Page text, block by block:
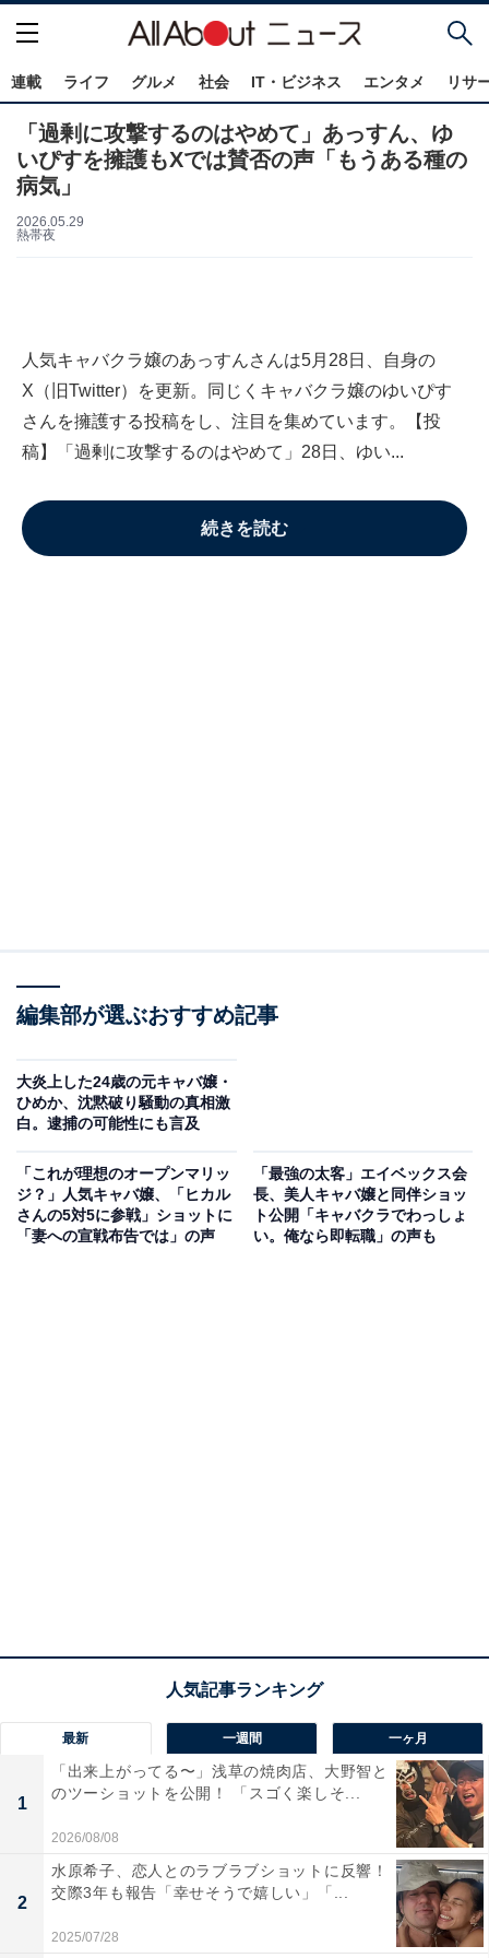
連載 ライフ グルメ 社会 IT・ビジネス エンタメ リサ
「過剰に攻撃するのはやめて」あっすん、ゆ
いぴすを擁護もXでは賛否の声「もうある種の
病気」
2026.05.29
熱帯夜
人気キャバクラ嬢のあっすんさんは5月28日、自身の
X（旧Twitter）を更新。同じくキャバクラ嬢のゆいぴす
さんを擁護する投稿をし、注目を集めています。【投
稿】「過剰に攻撃するのはやめて」28日、ゆい...
続きを読む
編集部が選ぶおすすめ記事
大炎上した24歳の元キャバ嬢・
ひめか、沈黙破り騒動の真相激
白。逮捕の可能性にも言及
「これが理想のオープンマリッ
ジ？」人気キャバ嬢、「ヒカル
さんの5対5に参戦」ショットに
「妻への宣戦布告では」の声
「最強の太客」エイベックス会
長、美人キャバ嬢と同伴ショッ
ト公開「キャバクラでわっしょ
い。俺なら即転職」の声も
最新 一週間 一ヶ月
1
「出来上がってる〜」浅草の焼肉店、大野智と
のツーショットを公開！ 「スゴく楽しそ...
2026/08/08
2
水原希子、恋人とのラブラブショットに反響！
交際3年も報告「幸せそうで嬉しい」「...
2025/07/28